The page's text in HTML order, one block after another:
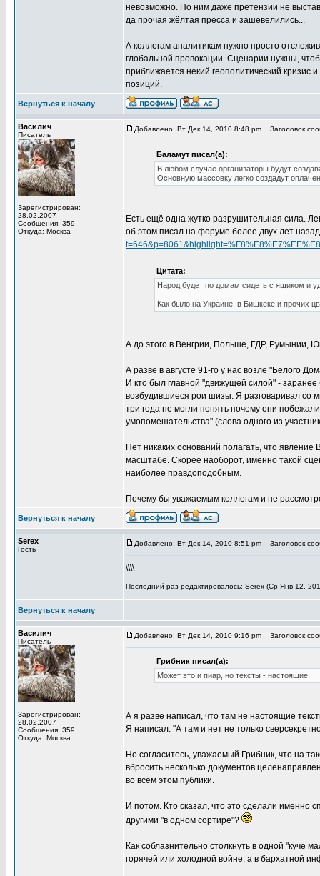
невозможно. По ним даже претензии не
да прочая жёлтая пресса и зашевелились...
А коллегам аналитикам нужно просто
глобальной провокации. Сценарии нужны,
приближается некий геополитический кризис
позиций.
Вернуться к началу
Василич
Писатель
Зарегистрирован:
28.02.2007
Сообщения: 359
Откуда: Москва
Добавлено: Вт Дек 14, 2010 8:48 pm Заголовок
Баламут писал(а):
В любом случае организаторы будут
Основную массовку легко создадут
Есть ещё одна жутко разрушительная сила.
об этом писал на форуме более двух лет
Цитата:
Народ будет по домам сидеть с ящиком и
Как было на Украине, в Бишкеке и прочих
А до этого в Венгрии, Польше, ГДР, Румынии,
А разве в августе 91-го у нас возле "Белого
И кто был главной "движущей силой" -
возбудившиеся рои шизы. Я разговаривал со
три года не могли понять почему они
умопомешательства" (слова одного из
Нет никаких оснований полагать, что
масштабе. Скорее наоборот, именно такой
наиболее правдоподобным.
Почему бы уважаемым коллегам и не
Вернуться к началу
Serex
Гость
Добавлено: Вт Дек 14, 2010 8:51 pm Заголовок
\\\\
Последний раз редактировалось: Serex (Ср Янв 12,
Вернуться к началу
Василич
Писатель
Зарегистрирован:
28.02.2007
Сообщения: 359
Откуда: Москва
Добавлено: Вт Дек 14, 2010 9:16 pm Заголовок
Грибник писал(а):
Может это и пиар, но тексты - настоящие.
А я разве написал, что там не настоящие
Я написал: "А там и нет не только
Но согласитесь, уважаемый Грибник, что на
вбросить несколько документов
во всём этом публики.
И потом. Кто сказал, что это сделали
другими "в одном сортире"?
Как соблазнительно столкнуть в одной "куче
горячей или холодной войне, а в бархатной